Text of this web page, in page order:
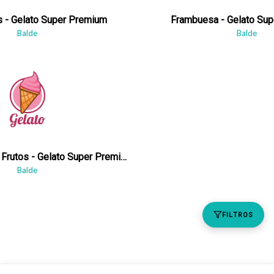
FILTROS
- Gelato Super Premium
Balde
Frambuesa - Gelato
Balde
Mascarpone Con Frutos - Gelato Super Premium
Balde